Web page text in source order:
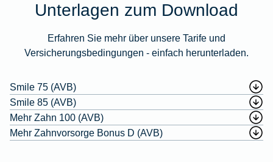
Unterlagen zum Download
Erfahren Sie mehr über unsere Tarife und
Versicherungsbedingungen - einfach herunterladen.
Smile 75 (AVB)
Smile 85 (AVB)
Mehr Zahn 100 (AVB)
Mehr Zahnvorsorge Bonus D (AVB)